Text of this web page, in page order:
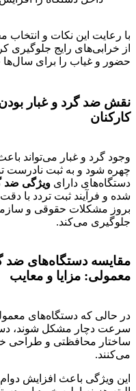
با رعایت این نکات و
از خرابی‌های رایج جلوگیری
حضور و غیاب را برای
نقش ضد گرد و غبار
کارکنان
وجود گرد و غبار می‌تواند
چهره شود و به ثبت نادرست
دستگاه‌های دارای ویژگی ضد
شده و فرآیند ثبت تردد با
بروز مشکلات حقوقی و
جلوگیری می‌کند.
مقایسه دستگاه‌های ضد
معمولی: مزایا و معایب
در حالی که دستگاه‌های
سرعت دچار مشکل شوند،
ساختار محافظتی و طراحی
می‌کنند.
این ویژگی باعث افزایش